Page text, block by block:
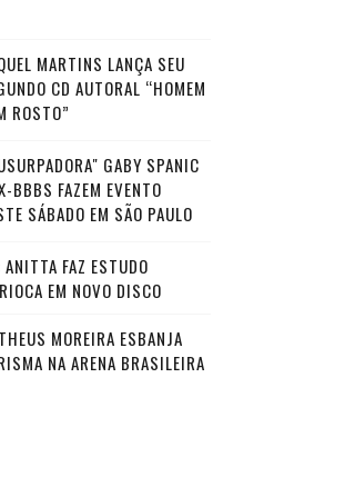
MARTINS LANÇA SEU
CD AUTORAL “HOMEM
ROSTO”
GABY SPANIC
BBBS FAZEM EVENTO
SÁBADO EM SÃO PAULO
FAZ ESTUDO
EM NOVO DISCO
MOREIRA ESBANJA
NA ARENA BRASILEIRA